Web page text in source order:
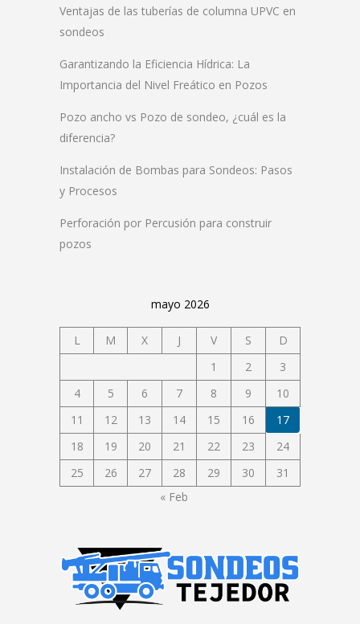
Ventajas de las tuberías de columna UPVC en
sondeos
Garantizando la Eficiencia Hídrica: La
Importancia del Nivel Freático en Pozos
Pozo ancho vs Pozo de sondeo, ¿cuál es la
diferencia?
Instalación de Bombas para Sondeos: Pasos
y Procesos
Perforación por Percusión para construir
pozos
mayo 2026
L M X J V S
D
1
2
3
4
5 6 7 8 9
10
11
12 13 14 15 16
17
18
19 20 21 22 23
24
25
26 27 28 29 30
31
« Feb